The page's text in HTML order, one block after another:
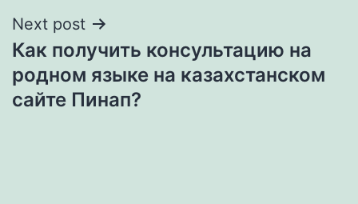
Next post
Как получить консультацию на
родном языке на казахстанском
сайте Пинап?